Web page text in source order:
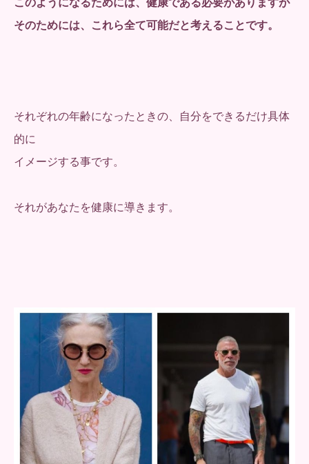
そのためには、これら全て可能だと考えることです。
それぞれの年齢になったときの、自分をできるだけ具体
的に
イメージする事です。
それがあなたを健康に導きます。